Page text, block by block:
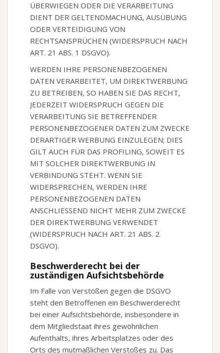
ÜBERWIEGEN ODER DIE VERARBEITUNG
DIENT DER GELTENDMACHUNG, AUSÜBUNG
ODER VERTEIDIGUNG VON
RECHTSANSPRÜCHEN (WIDERSPRUCH NACH
ART. 21 ABS. 1 DSGVO).
WERDEN IHRE PERSONENBEZOGENEN
DATEN VERARBEITET, UM DIREKTWERBUNG
ZU BETREIBEN, SO HABEN SIE DAS RECHT,
JEDERZEIT WIDERSPRUCH GEGEN DIE
VERARBEITUNG SIE BETREFFENDER
PERSONENBEZOGENER DATEN ZUM ZWECKE
DERARTIGER WERBUNG EINZULEGEN; DIES
GILT AUCH FÜR DAS PROFILING, SOWEIT ES
MIT SOLCHER DIREKTWERBUNG IN
VERBINDUNG STEHT. WENN SIE
WIDERSPRECHEN, WERDEN IHRE
PERSONENBEZOGENEN DATEN
ANSCHLIESSEND NICHT MEHR ZUM ZWECKE
DER DIREKTWERBUNG VERWENDET
(WIDERSPRUCH NACH ART. 21 ABS. 2
DSGVO).
Beschwerde­recht bei der
zuständigen Aufsichts­behörde
Im Falle von Verstößen gegen die DSGVO
steht den Betroffenen ein Beschwerderecht
bei einer Aufsichtsbehörde, insbesondere in
dem Mitgliedstaat ihres gewöhnlichen
Aufenthalts, ihres Arbeitsplatzes oder des
Orts des mutmaßlichen Verstoßes zu. Das